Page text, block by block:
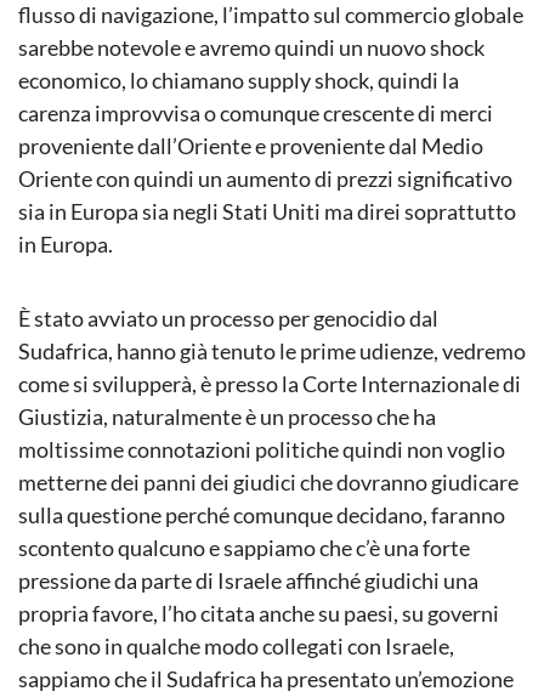
flusso di navigazione, l’impatto sul commercio globale
sarebbe notevole e avremo quindi un nuovo shock
economico, lo chiamano supply shock, quindi la
carenza improvvisa o comunque crescente di merci
proveniente dall’Oriente e proveniente dal Medio
Oriente con quindi un aumento di prezzi significativo
sia in Europa sia negli Stati Uniti ma direi soprattutto
in Europa.
È stato avviato un processo per genocidio dal
Sudafrica, hanno già tenuto le prime udienze, vedremo
come si svilupperà, è presso la Corte Internazionale di
Giustizia, naturalmente è un processo che ha
moltissime connotazioni politiche quindi non voglio
metterne dei panni dei giudici che dovranno giudicare
sulla questione perché comunque decidano, faranno
scontento qualcuno e sappiamo che c’è una forte
pressione da parte di Israele affinché giudichi una
propria favore, l’ho citata anche su paesi, su governi
che sono in qualche modo collegati con Israele,
sappiamo che il Sudafrica ha presentato un’emozione